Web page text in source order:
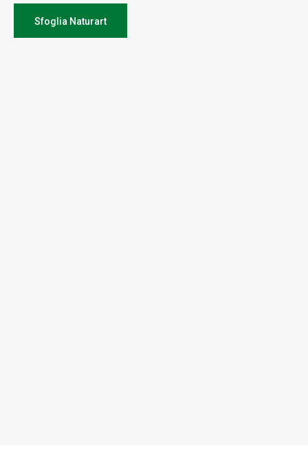
Sfoglia Naturart